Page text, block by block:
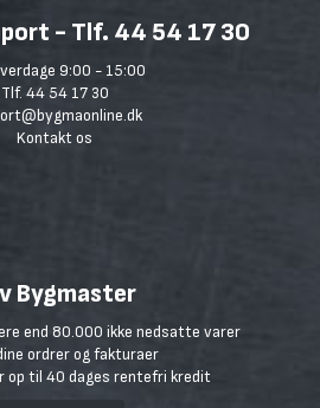
- Tlf. 44 54 17 30
9:00 - 15:00
Tlf. 44 54 17 30
Kontakt os
Bygmaster
end 80.000 ikke nedsatte varer
ordrer og fakturaer
op til 40 dages rentefri kredit